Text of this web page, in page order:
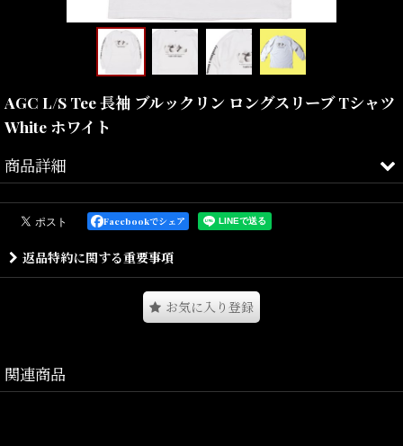
AGC L/S Tee 長袖 ブルックリン ロングスリーブ Tシャツ
White ホワイト
商品詳細
様々な名盤を世に送り出してるレコード・レーベルのロゴが調理さ
れた一品。
Size(サイズ)／
M(着丈:68cm,身幅:50cm,肩幅:48cm,袖丈:57cm)
XXL(着丈:80cm,身幅:62cm,肩幅:59cm,袖丈:61cm)
Facebookでシェア
返品特約に関する重要事項
お気に入り登録
関連商品